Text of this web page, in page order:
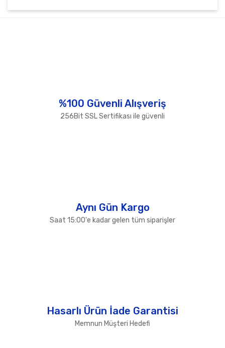
Ürün fiyatı diğer sitelerden daha pahalı.
%100 Güvenli Alışveriş
256Bit SSL Sertifikası ile güvenli
Aynı Gün Kargo
Saat 15:00'e kadar gelen tüm siparişler
Hasarlı Ürün İade Garantisi
Memnun Müşteri Hedefi